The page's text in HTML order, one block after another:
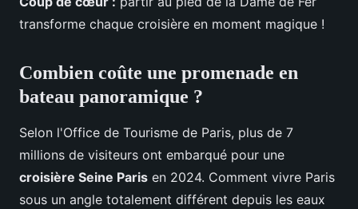
transforme chaque croisière en moment magique !
Combien coûte une promenade en
bateau panoramique ?
Selon l'Office de Tourisme de Paris, plus de 7
millions de visiteurs ont embarqué pour une
croisière Seine Paris en 2024. Comment vivre Paris
sous un angle totalement différent depuis les eaux